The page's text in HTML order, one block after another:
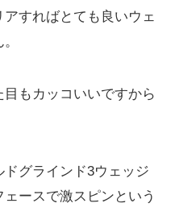
すればとても良いウェ
もカッコいいですから
グラインド3ウェッジ
ェースで激スピンという